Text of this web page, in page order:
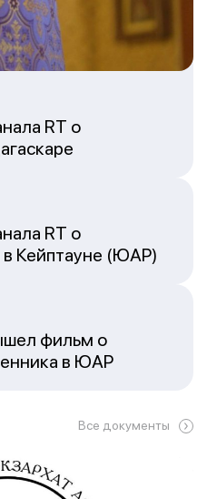
RT о
RT о
в Кейптауне (ЮАР)
фильм о
в ЮАР
Все документы